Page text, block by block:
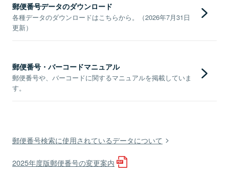
郵便番号データのダウンロード
各種データのダウンロードはこちらから。（2026年7月31日
更新）
郵便番号・バーコードマニュアル
郵便番号や、バーコードに関するマニュアルを掲載していま
す。
郵便番号検索に使用されているデータについて
2025年度版郵便番号の変更案内